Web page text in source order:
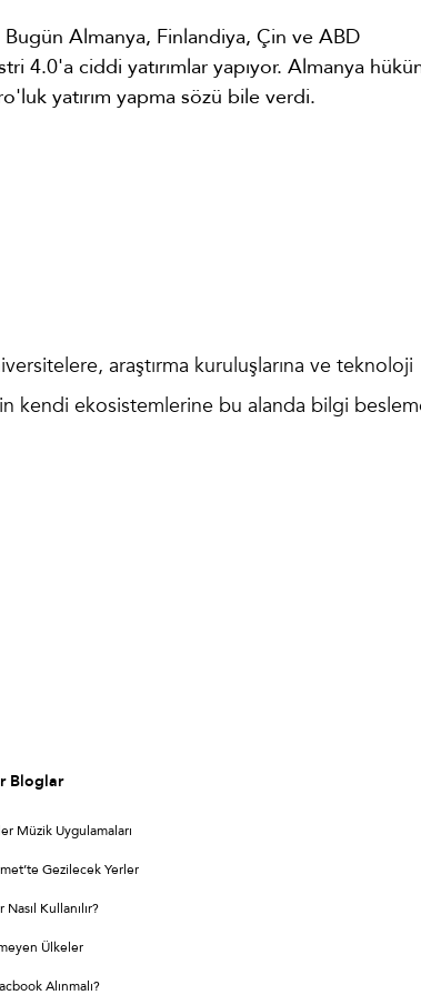
Almanya, Finlandiya, Çin ve ABD
4.0'a ciddi yatırımlar yapıyor. Almanya
yatırım yapma sözü bile verdi.
araştırma kuruluşlarına ve teknoloji
kendi ekosistemlerine bu alanda bilgi
Bloglar
Müzik Uygulamaları
Gezilecek Yerler
Kullanılır?
Ülkeler
Alınmalı?